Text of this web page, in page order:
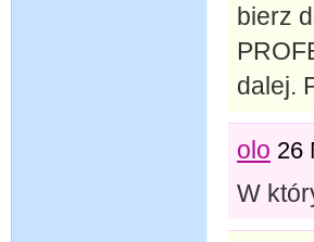
bierz
dalej.
olo 26
W